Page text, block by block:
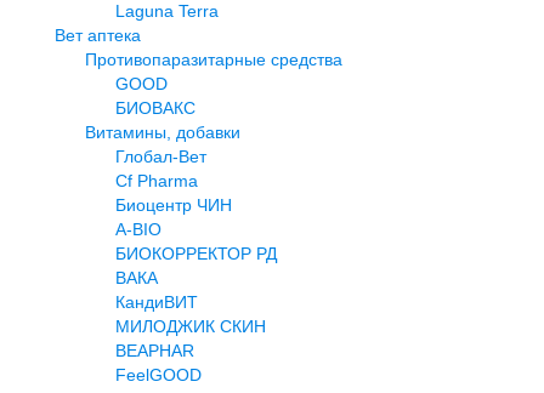
Laguna Terra
Вет аптека
Противопаразитарные средства
GOOD
БИОВАКС
Витамины, добавки
Глобал-Вет
Cf Pharma
Биоцентр ЧИН
A-BIO
БИОКОРРЕКТОР РД
ВАКА
КандиВИТ
МИЛОДЖИК СКИН
BEAPHAR
FeelGOOD